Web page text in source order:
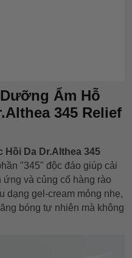
Ẩm Hỗ
345 Relief
Da Dr.Althea 345
"345" độc đáo giúp cải
ứng và củng cố hàng rào
dạng gel-cream mỏng nhẹ,
bóng tự nhiên mà không